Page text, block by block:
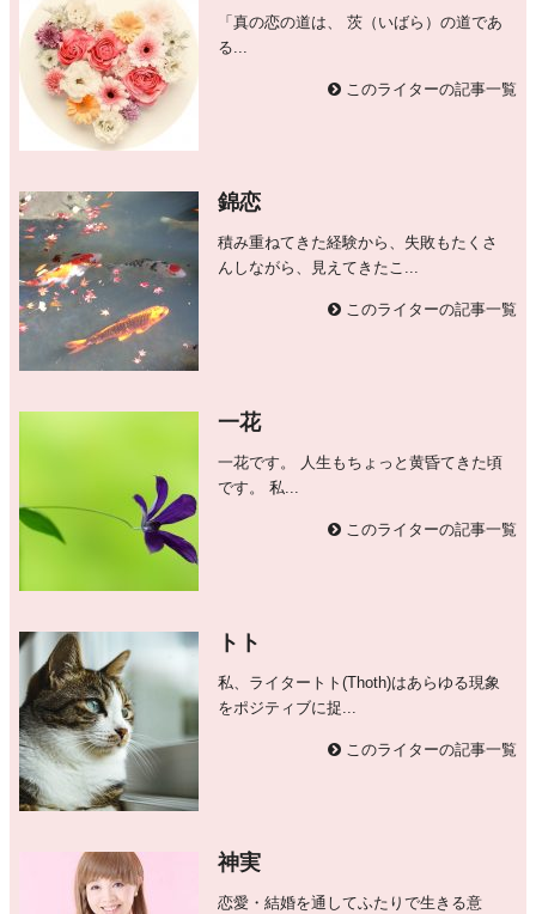
「真の恋の道は、 茨（いばら）の道であ
る...
このライターの記事一覧
錦恋
積み重ねてきた経験から、失敗もたくさ
んしながら、見えてきたこ...
このライターの記事一覧
一花
一花です。 人生もちょっと黄昏てきた頃
です。 私...
このライターの記事一覧
トト
私、ライタートト(Thoth)はあらゆる現象
をポジティブに捉...
このライターの記事一覧
神実
恋愛・結婚を通してふたりで生きる意